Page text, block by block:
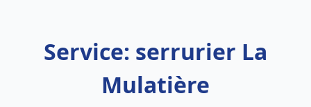
Service: serrurier La
Mulatière